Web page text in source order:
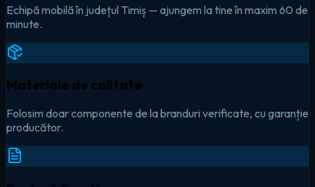
Echipă mobilă în județul Timiș — ajungem la tine în maxim 60 de
minute.
Materiale de calitate
Folosim doar componente de la branduri verificate, cu garanție
producător.